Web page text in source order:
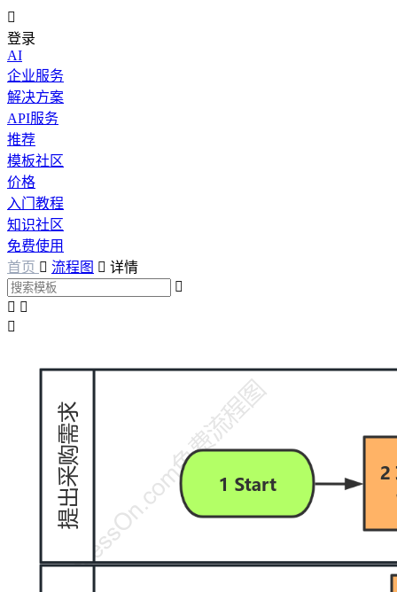

登录
AI
企业服务
解决方案
API服务
推荐
模板社区
价格
入门教程
知识社区
免费使用
首页  流程图  详情

 
